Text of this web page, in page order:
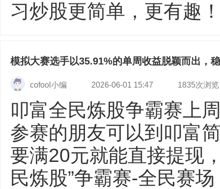
习炒股更简单，更有趣
模拟大赛选手以35.91%的单周收益脱颖而出，
cofool小编 2026-06-01 15:47 1835次浏览
叩富全民炼股争霸赛上
参赛的朋友可以到叩富
要满20元就能直接提现
民炼股”争霸赛-全民赛